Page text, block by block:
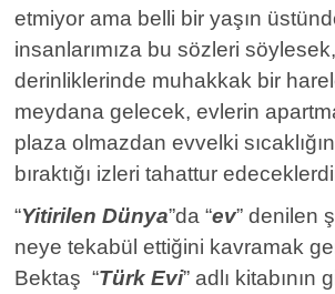
etmiyor ama belli bir yaşın
insanlarımıza bu sözleri
derinliklerinde muhakkak bir
meydana gelecek, evlerin
plaza olmazdan evvelki
bıraktığı izleri tahattur
“Yitirilen Dünya”da “ev” denilen
neye tekabül ettiğini kavramak
Bektaş “Türk Evi” adlı kitabının